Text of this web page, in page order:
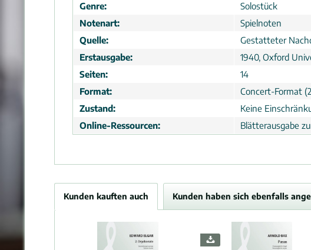
Genre:
Solostück
Notenart:
Spielnoten
Quelle:
Gestatteter
Erstausgabe:
1940, Oxford
Seiten:
14
Format:
Concert-Format
Zustand:
Keine
Online-Ressourcen:
Blätterausgabe
Kunden kauften auch Kunden haben sich ebenfalls